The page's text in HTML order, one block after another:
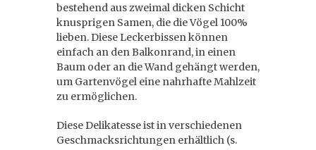
bestehend aus zweimal dicken Schicht
knusprigen Samen, die die Vögel 100%
lieben. Diese Leckerbissen können
einfach an den Balkonrand, in einen
Baum oder an die Wand gehängt werden,
um Gartenvögel eine nahrhafte Mahlzeit
zu ermöglichen.
Diese Delikatesse ist in verschiedenen
Geschmacksrichtungen erhältlich (s.